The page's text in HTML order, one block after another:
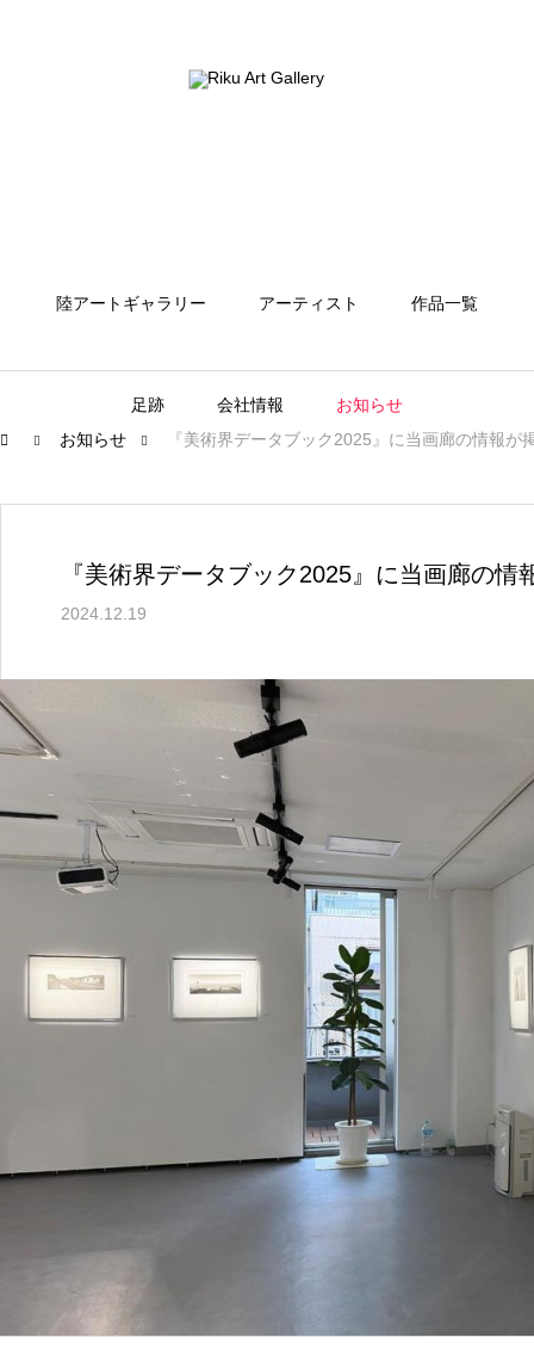
陸アートギャラリー アーティスト 作品一覧
足跡 会社情報
お知らせ
お知らせ
『美術界データブック2025』に当画廊の情報が
『美術界データブック2025』に当画廊の情
2024.12.19